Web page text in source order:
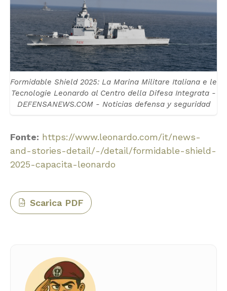
Formidable Shield 2025: La Marina Militare Italiana e le
Tecnologie Leonardo al Centro della Difesa Integrata -
DEFENSANEWS.COM - Noticias defensa y seguridad
Fonte: https://www.leonardo.com/it/news-
and-stories-detail/-/detail/formidable-shield-
2025-capacita-leonardo
PDF Scarica PDF